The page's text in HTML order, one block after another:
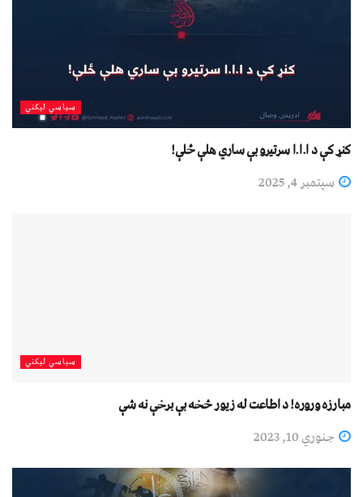
سیاسي لیکني
کنړ کې د ا.ا.ا سرتیرو بې ساري هلې ځلې!
سپتمبر 4, 2025
سیاسي لیکني
مبارزه وروره! د اطاعت له زیور څخه بې برخې نه شې
جنوري 10, 2023